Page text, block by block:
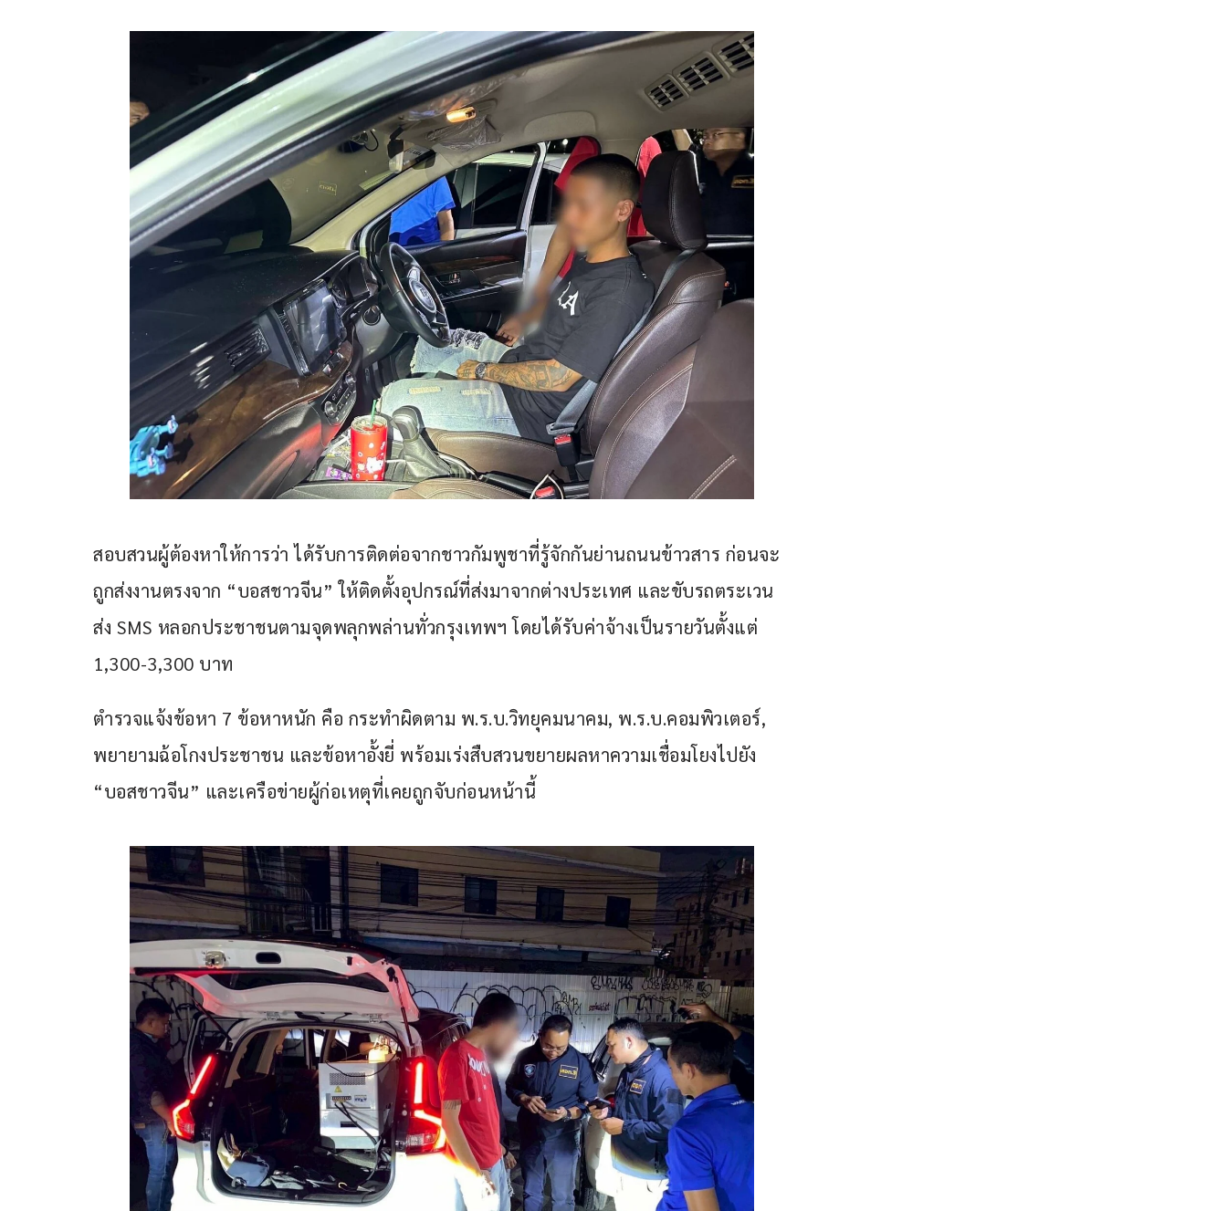
สอบสวนผู้ต้องหาให้การว่า ได้รับการติดต่อจากชาวกัมพูชาที่รู้จักกันย่านถนนข้าวสาร ก่อนจะ
ถูกส่งงานตรงจาก “บอสชาวจีน” ให้ติดตั้งอุปกรณ์ที่ส่งมาจากต่างประเทศ และขับรถตระเวน
ส่ง SMS หลอกประชาชนตามจุดพลุกพล่านทั่วกรุงเทพฯ โดยได้รับค่าจ้างเป็นรายวันตั้งแต่
1,300-3,300 บาท
ตำรวจแจ้งข้อหา 7 ข้อหาหนัก คือ กระทำผิดตาม พ.ร.บ.วิทยุคมนาคม, พ.ร.บ.คอมพิวเตอร์,
พยายามฉ้อโกงประชาชน และข้อหาอั้งยี่ พร้อมเร่งสืบสวนขยายผลหาความเชื่อมโยงไปยัง
“บอสชาวจีน” และเครือข่ายผู้ก่อเหตุที่เคยถูกจับก่อนหน้านี้